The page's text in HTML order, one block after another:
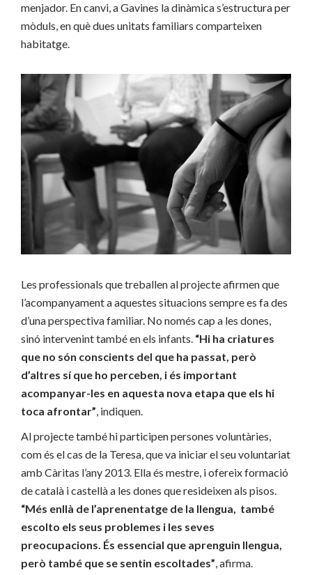
menjador. En canvi, a Gavines la dinàmica s’estructura per
mòduls, en què dues unitats familiars comparteixen
habitatge.
Les professionals que treballen al projecte afirmen que
l’acompanyament a aquestes situacions sempre es fa des
d’una perspectiva familiar. No només cap a les dones,
sinó intervenint també en els infants. “Hi ha criatures
que no són conscients del que ha passat, però
d’altres sí que ho perceben, i és important
acompanyar-les en aquesta nova etapa que els hi
toca afrontar”, indiquen.
Al projecte també hi participen persones voluntàries,
com és el cas de la Teresa, que va iniciar el seu voluntariat
amb Càritas l’any 2013. Ella és mestre, i ofereix formació
de català i castellà a les dones que resideixen als pisos.
“Més enllà de l’aprenentatge de la llengua, també
escolto els seus problemes i les seves
preocupacions. És essencial que aprenguin llengua,
però també que se sentin escoltades”, afirma.